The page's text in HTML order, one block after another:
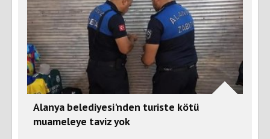
Alanya belediyesi'nden turiste kötü
muameleye taviz yok